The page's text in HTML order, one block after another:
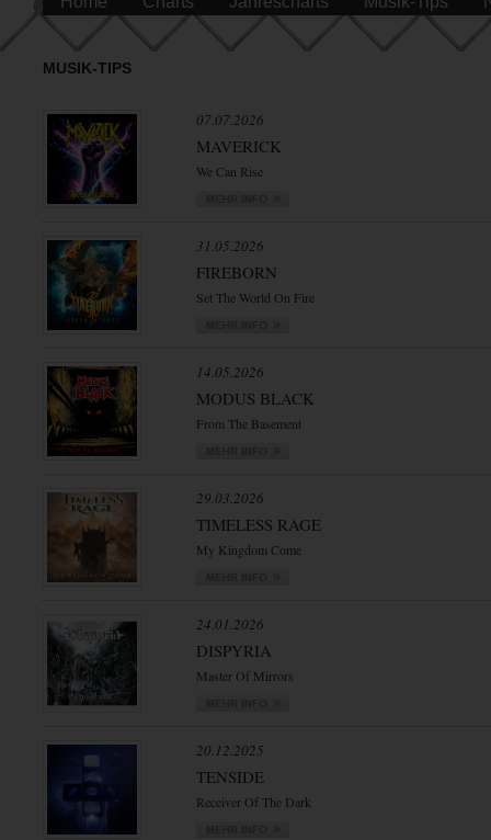
MUSIK-TIPS
07.07.2026
MAVERICK
We Can Rise
31.05.2026
FIREBORN
Set The World On Fire
14.05.2026
MODUS BLACK
From The Basement
29.03.2026
TIMELESS RAGE
My Kingdom Come
24.01.2026
DISPYRIA
Master Of Mirrors
20.12.2025
TENSIDE
Receiver Of The Dark